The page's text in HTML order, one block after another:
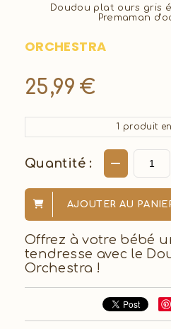
Doudou plat ours gris
Premaman
ORCHESTRA
25,99 €
1 produit
Quantité :
AJOUTER AU
Offrez à votre bébé
tendresse avec le
Orchestra !